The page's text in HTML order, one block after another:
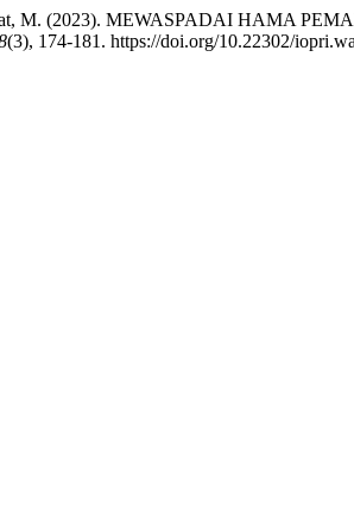
M. (2023). MEWASPADAI HAMA
(3), 174-181. https://doi.org/10.22302/